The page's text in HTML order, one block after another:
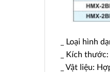
_ Loại hình
_ Kích
_ Vật liệu: